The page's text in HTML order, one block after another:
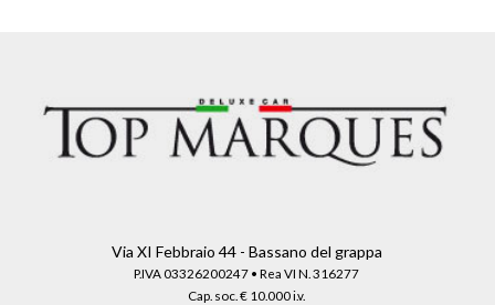
Via XI Febbraio 44 - Bassano del grappa
P.IVA 03326200247 • Rea VI N. 316277
Cap. soc. € 10.000 i.v.